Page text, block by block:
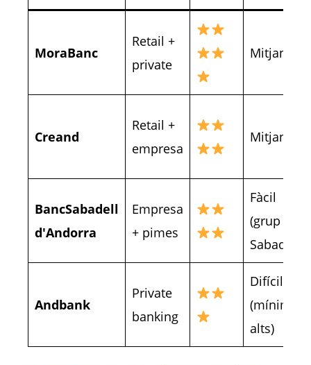
MoraBanc
Retail +
private
Mitjana
Creand
Retail +
empresa
Mitjana
BancSabadell
d'Andorra
Empresa
+ pimes
Fàcil
(grup
Sabadell)
Andbank
Private
banking
Difícil
(mínims
alts)